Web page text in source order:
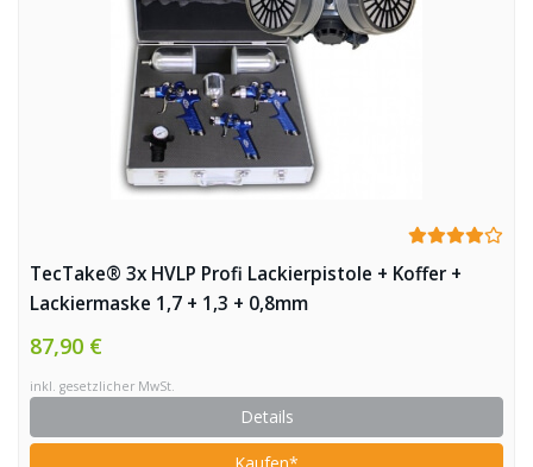
TecTake® 3x HVLP Profi Lackierpistole + Koffer +
Lackiermaske 1,7 + 1,3 + 0,8mm
87,90 €
inkl. gesetzlicher MwSt.
Details